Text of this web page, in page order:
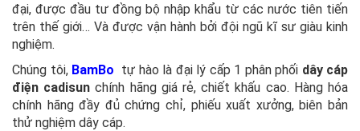
đại, được đầu tư đồng bộ nhập khẩu từ các nước tiên tiến
trên thế giới… Và được vận hành bởi đội ngũ kĩ sư giàu kinh
nghiệm.
Chúng tôi, BamBo tự hào là đại lý cấp 1 phân phối dây cáp
điện cadisun chính hãng giá rẻ, chiết khấu cao. Hàng hóa
chính hãng đầy đủ chứng chỉ, phiếu xuất xưởng, biên bản
thử nghiệm dây cáp.